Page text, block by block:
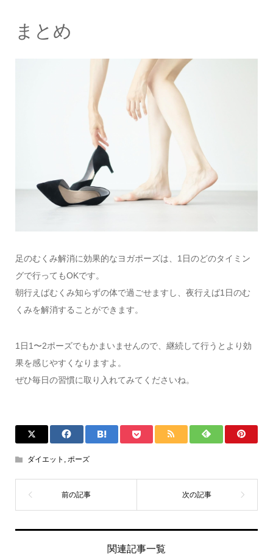
まとめ
足のむくみ解消に効果的なヨガポーズは、1日のどのタイミン
グで行ってもOKです。
朝行えばむくみ知らずの体で過ごせますし、夜行えば1日のむ
くみを解消することができます。
1日1〜2ポーズでもかまいませんので、継続して行うとより効
果を感じやすくなりますよ。
ぜひ毎日の習慣に取り入れてみてくださいね。
ダイエット , ポーズ
関連記事一覧